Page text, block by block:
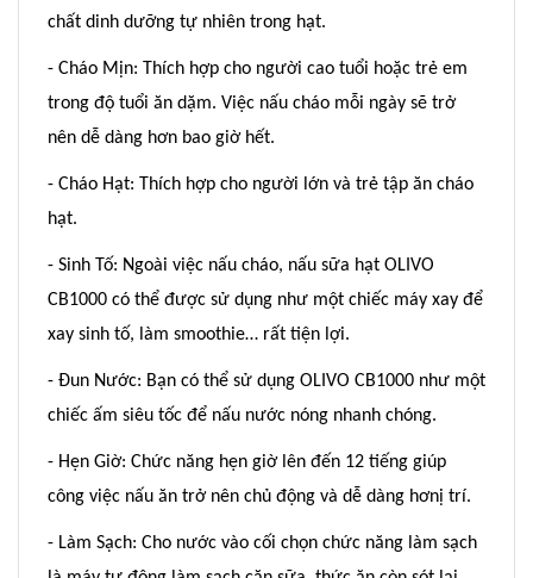
chất dinh dưỡng tự nhiên trong hạt.
- Cháo Mịn: Thích hợp cho người cao tuổi hoặc trẻ em
trong độ tuổi ăn dặm. Việc nấu cháo mỗi ngày sẽ trở
nên dễ dàng hơn bao giờ hết.
- Cháo Hạt: Thích hợp cho người lớn và trẻ tập ăn cháo
hạt.
- Sinh Tố: Ngoài việc nấu cháo, nấu sữa hạt OLIVO
CB1000 có thể được sử dụng như một chiếc máy xay để
xay sinh tố, làm smoothie… rất tiện lợi.
- Đun Nước: Bạn có thể sử dụng OLIVO CB1000 như một
chiếc ấm siêu tốc để nấu nước nóng nhanh chóng.
- Hẹn Giờ: Chức năng hẹn giờ lên đến 12 tiếng giúp
công việc nấu ăn trở nên chủ động và dễ dàng hơnị trí.
- Làm Sạch: Cho nước vào cối chọn chức năng làm sạch